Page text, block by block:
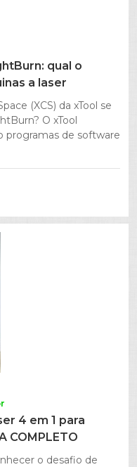
qual o
a laser
(XCS) da xTool se
O xTool
programas de software
4 em 1 para
COMPLETO
o desafio de